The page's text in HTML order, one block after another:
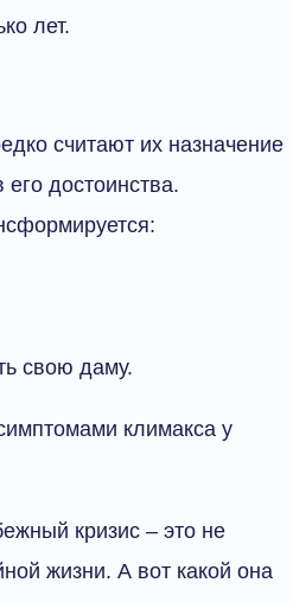
лет.
считают их назначение
достоинства.
свою даму.
климакса у
кризис – это не
жизни. А вот какой она